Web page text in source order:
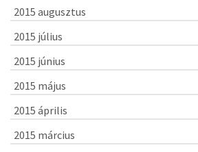
2015 augusztus
2015 július
2015 június
2015 május
2015 április
2015 március